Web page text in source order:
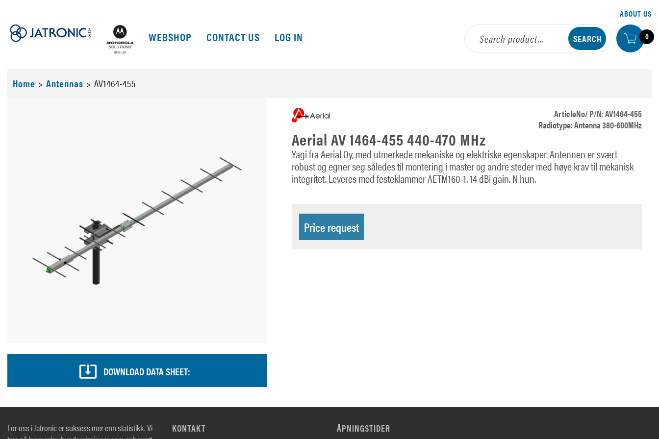
WEBSHOP CONTACT US LOG IN
ABOUT US
0
Home > Antennas > AV1464-455
DOWNLOAD DATA SHEET:
ArticleNo/ P/N: AV1464-455
Radiotype: Antenna 380-600MHz
Aerial AV 1464-455 440-470 MHz
Yagi fra Aerial Oy, med utmerkede mekaniske og elektriske egenskaper. Antennen er svært
robust og egner seg således til montering i master og andre steder med høye krav til mekanisk
integritet. Leveres med festeklammer AETM160-1. 14 dBi gain. N hun.
Price request
For oss i Jatronic er suksess mer enn statistikk. Vi
KONTAKT ÅPNINGSTIDER